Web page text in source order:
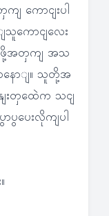
ကောငျးပါ
ကောငျလေး
ဖေို့အတှကျ အသ
နောျ။ သူတို့အ
ျးတှထေဲက သငျ
ပွပေးလိုကျပါ